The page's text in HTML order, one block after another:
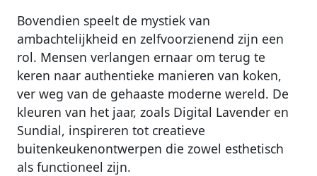
Bovendien speelt de mystiek van
ambachtelijkheid en zelfvoorzienend zijn een
rol. Mensen verlangen ernaar om terug te
keren naar authentieke manieren van koken,
ver weg van de gehaaste moderne wereld. De
kleuren van het jaar, zoals Digital Lavender en
Sundial, inspireren tot creatieve
buitenkeukenontwerpen die zowel esthetisch
als functioneel zijn.